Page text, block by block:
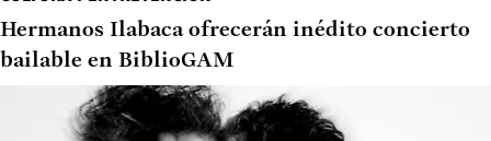
Hermanos Ilabaca ofrecerán inédito concierto
bailable en BiblioGAM